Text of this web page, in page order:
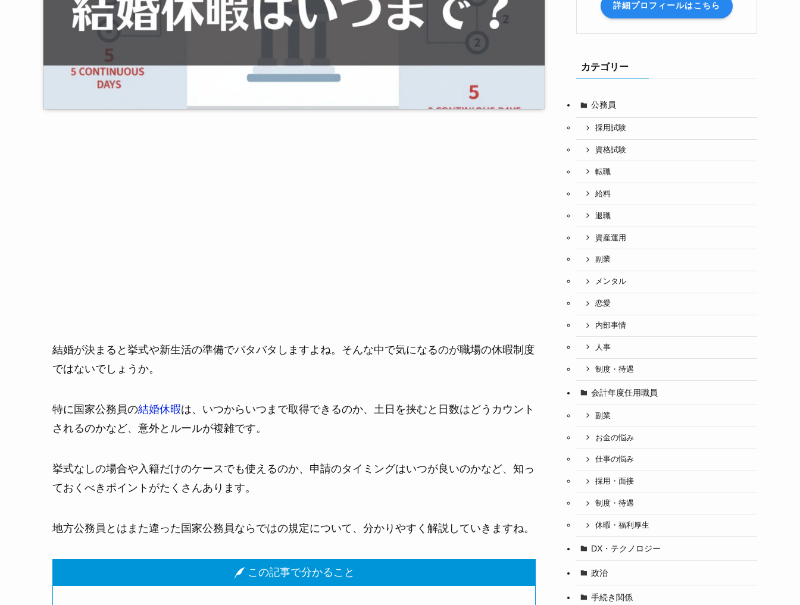
結婚が決まると挙式や新生活の準備でバタバタしますよね。そんな中で気になるのが職場の休暇制度
ではないでしょうか。
特に国家公務員の結婚休暇は、いつからいつまで取得できるのか、土日を挟むと日数はどうカウント
されるのかなど、意外とルールが複雑です。
挙式なしの場合や入籍だけのケースでも使えるのか、申請のタイミングはいつが良いのかなど、知っ
ておくべきポイントがたくさんあります。
地方公務員とはまた違った国家公務員ならではの規定について、分かりやすく解説していきますね。
この記事で分かること
詳細プロフィールはこちら
カテゴリー
公務員
採用試験
資格試験
転職
給料
退職
資産運用
副業
メンタル
恋愛
内部事情
人事
制度・待遇
会計年度任用職員
副業
お金の悩み
仕事の悩み
採用・面接
制度・待遇
休暇・福利厚生
DX・テクノロジー
政治
手続き関係